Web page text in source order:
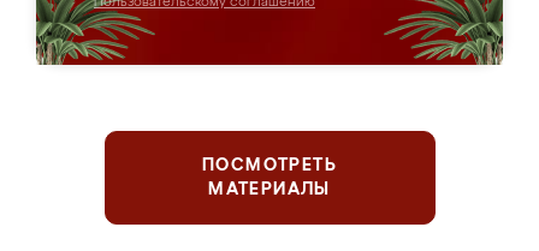
ПОСМОТРЕТЬ
МАТЕРИАЛЫ